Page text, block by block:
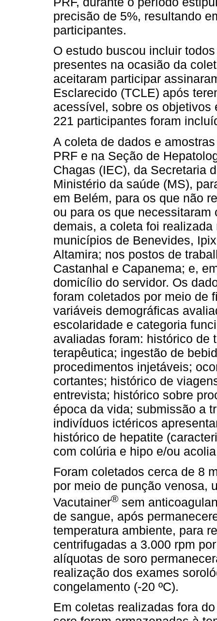
precisão de 5%, resultando
participantes.
O estudo buscou incluir
presentes na ocasião da
aceitaram participar
Esclarecido (TCLE) após
acessível, sobre os objetivos
221 participantes foram
A coleta de dados e
PRF e na Seção de
Chagas (IEC), da Secretaria
Ministério da saúde (MS),
em Belém, para os que não
ou para os que
demais, a coleta foi
municípios de Benevides,
Altamira; nos postos de
Castanhal e Capanema; e,
domicílio do servidor. Os
foram coletados por meio de
variáveis demográficas
escolaridade e categoria
avaliadas foram: histórico de
terapêutica; ingestão de
procedimentos injetáveis;
cortantes; histórico de
entrevista; histórico sobre
época da vida; submissão a
indivíduos ictéricos
histórico de hepatite
com colúria e hipo e/ou
Foram coletados cerca de 8
por meio de punção venosa,
Vacutainer® sem
de sangue, após
temperatura ambiente, para
centrifugadas a 3.000 rpm
alíquotas de soro
realização dos exames
congelamento (-20 ºC).
Em coletas realizadas fora